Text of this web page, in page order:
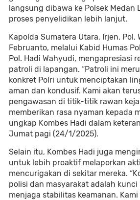
langsung dibawa ke Polsek Medan
proses penyelidikan lebih lanjut.
Kapolda Sumatera Utara, Irjen. Pol.
Februanto, melalui Kabid Humas
Pol. Hadi Wahyudi, mengapresiasi
patroli di lapangan. “Patroli ini
konkret Polri untuk menciptakan
aman dan kondusif. Kami akan
pengawasan di titik-titik rawan
memberikan rasa nyaman kepada
ungkap Kombes Hadi dalam
Jumat pagi (24/1/2025).
Selain itu, Kombes Hadi juga
untuk lebih proaktif melaporkan
mencurigakan di sekitar mereka.
polisi dan masyarakat adalah kunci
menjaga stabilitas keamanan.